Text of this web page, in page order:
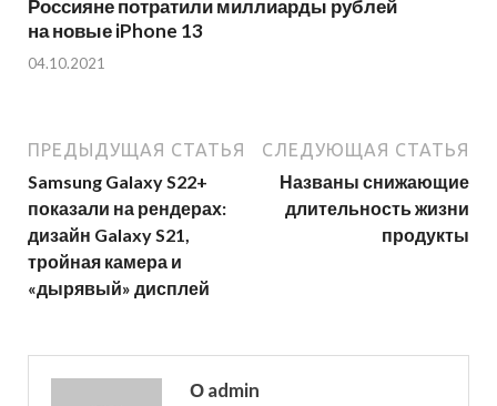
Россияне потратили миллиарды рублей
на новые iPhone 13
04.10.2021
ПРЕДЫДУЩАЯ СТАТЬЯ
Samsung Galaxy S22+
показали на рендерах:
дизайн Galaxy S21,
тройная камера и
«дырявый» дисплей
СЛЕДУЮЩАЯ СТАТЬЯ
Названы снижающие
длительность жизни
продукты
О admin